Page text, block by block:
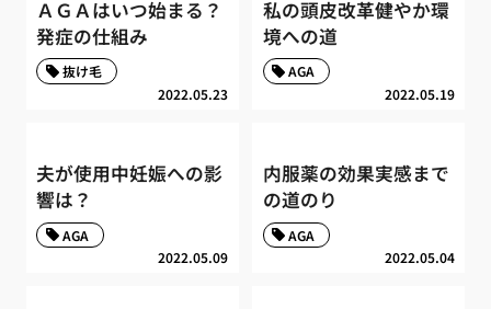
ＡＧＡはいつ始まる？
発症の仕組み
2022.05.23
抜け毛
私の頭皮改革健やか環
境への道
2022.05.19
AGA
夫が使用中妊娠への影
響は？
2022.05.09
AGA
内服薬の効果実感まで
の道のり
2022.05.04
AGA